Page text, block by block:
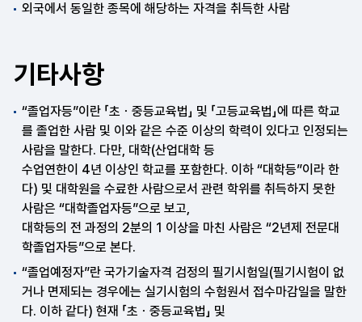
외국에서 동일한 종목에 해당하는 자격을 취득한 사람
기타사항
“졸업자등”이란 「초ㆍ중등교육법」 및 「고등교육법」에 따른 학교
를 졸업한 사람 및 이와 같은 수준 이상의 학력이 있다고 인정되는
사람을 말한다. 다만, 대학(산업대학 등
수업연한이 4년 이상인 학교를 포함한다. 이하 “대학등”이라 한
다) 및 대학원을 수료한 사람으로서 관련 학위를 취득하지 못한
사람은 “대학졸업자등”으로 보고,
대학등의 전 과정의 2분의 1 이상을 마친 사람은 “2년제 전문대
학졸업자등”으로 본다.
“졸업예정자”란 국가기술자격 검정의 필기시험일(필기시험이 없
거나 면제되는 경우에는 실기시험의 수험원서 접수마감일을 말한
다. 이하 같다) 현재 「초ㆍ중등교육법」 및